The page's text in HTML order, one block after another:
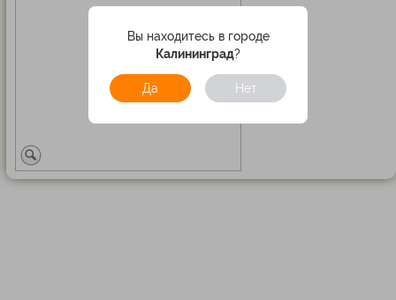
Вы находитесь в городе
Калининград?
Да Нет